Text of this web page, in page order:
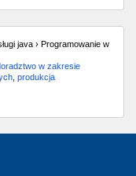
java › Programowanie w
w zakresie
produkcja